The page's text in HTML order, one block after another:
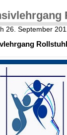
26. September